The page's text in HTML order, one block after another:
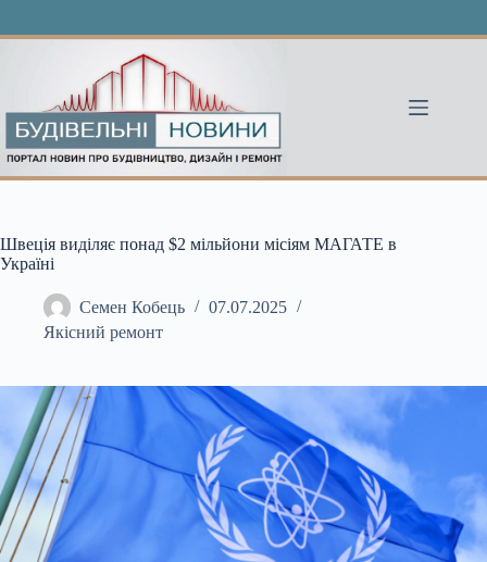
Швеція виділяє понад $2 мільйони місіям МАГАТЕ в
Україні
Семен Кобець
07.07.2025
Якісний ремонт